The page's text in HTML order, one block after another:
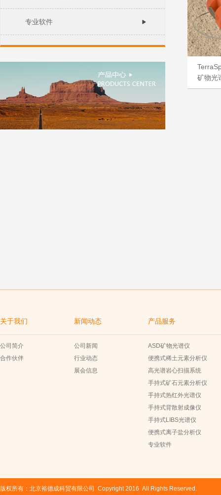
专业软件
矿物光
关于我们
公司简介
合作伙伴
新闻动态
公司新闻
行业动态
展会信息
产品服务
ASD矿物光谱仪
便携式稀土元素分析仪
高光谱岩心扫描系统
手持式矿石元素分析仪
手持式热红外光谱仪
手持式背散射成像仪
手持式LIBS光谱仪
便携式离子盐分析仪
专业软件
版权所有：北京裕德成科贸有限公司 Copyright 2016 All Rights Reserved.